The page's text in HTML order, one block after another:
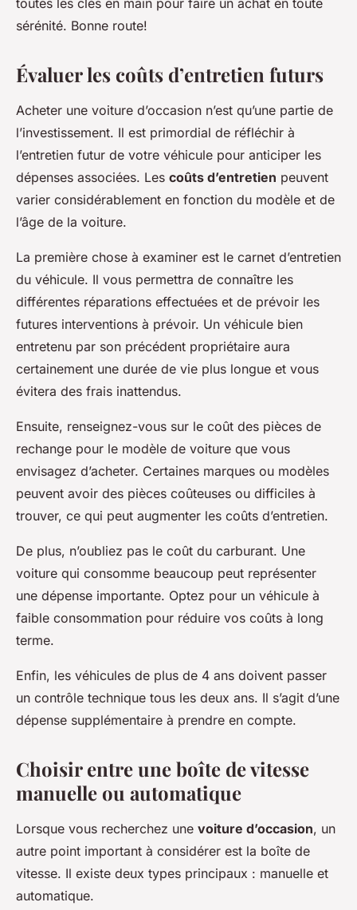
toutes les clés en main pour faire un achat en toute
sérénité. Bonne route!
Évaluer les coûts d’entretien futurs
Acheter une voiture d’occasion n’est qu’une partie de
l’investissement. Il est primordial de réfléchir à
l’entretien futur de votre véhicule pour anticiper les
dépenses associées. Les coûts d’entretien peuvent
varier considérablement en fonction du modèle et de
l’âge de la voiture.
La première chose à examiner est le carnet d’entretien
du véhicule. Il vous permettra de connaître les
différentes réparations effectuées et de prévoir les
futures interventions à prévoir. Un véhicule bien
entretenu par son précédent propriétaire aura
certainement une durée de vie plus longue et vous
évitera des frais inattendus.
Ensuite, renseignez-vous sur le coût des pièces de
rechange pour le modèle de voiture que vous
envisagez d’acheter. Certaines marques ou modèles
peuvent avoir des pièces coûteuses ou difficiles à
trouver, ce qui peut augmenter les coûts d’entretien.
De plus, n’oubliez pas le coût du carburant. Une
voiture qui consomme beaucoup peut représenter
une dépense importante. Optez pour un véhicule à
faible consommation pour réduire vos coûts à long
terme.
Enfin, les véhicules de plus de 4 ans doivent passer
un contrôle technique tous les deux ans. Il s’agit d’une
dépense supplémentaire à prendre en compte.
Choisir entre une boîte de vitesse
manuelle ou automatique
Lorsque vous recherchez une voiture d’occasion, un
autre point important à considérer est la boîte de
vitesse. Il existe deux types principaux : manuelle et
automatique.